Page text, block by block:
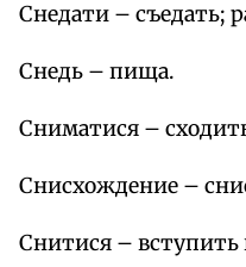
Снедати – съедать;
Снедь – пища.
Сниматися –
Снисхождение –
Снитися – вступить